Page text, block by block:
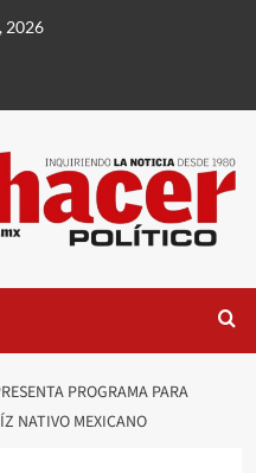
2026
PROGRAMA PARA
NATIVO MEXICANO